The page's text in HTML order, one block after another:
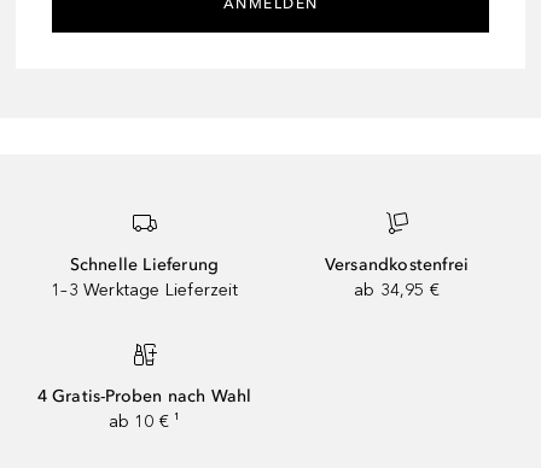
ANMELDEN
Schnelle Lieferung
1–3 Werktage Lieferzeit
Versandkostenfrei
ab 34,95 €
4 Gratis-Proben nach Wahl
ab 10 € ¹